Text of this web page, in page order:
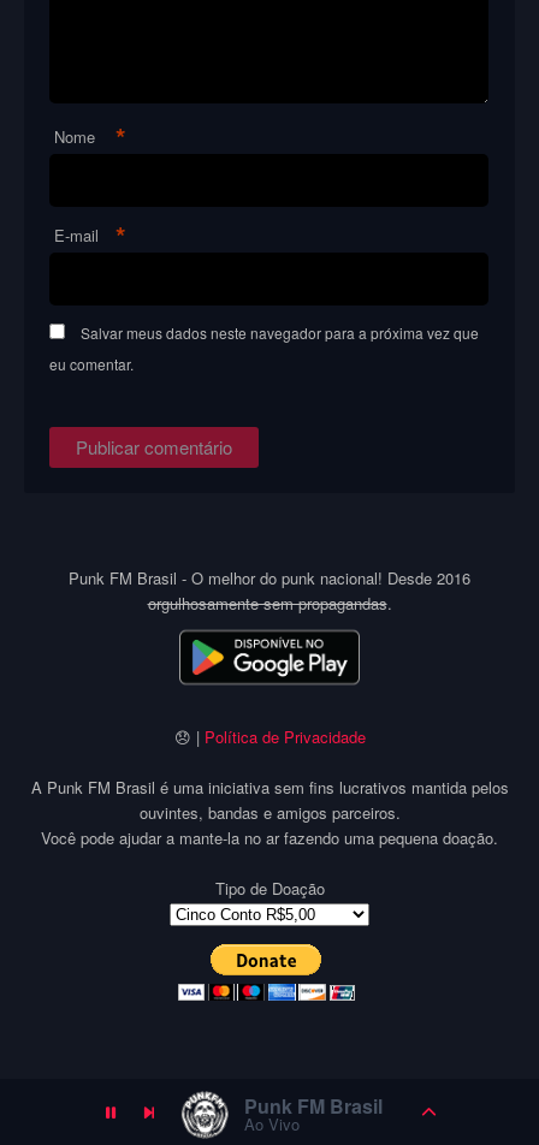
Nome *
E-mail *
Salvar meus dados neste navegador para a próxima vez que
eu comentar.
Punk FM Brasil - O melhor do punk nacional! Desde 2016
orgulhosamente sem propagandas.
😞 | Política de Privacidade
A Punk FM Brasil é uma iniciativa sem fins lucrativos mantida pelos
ouvintes, bandas e amigos parceiros.
Você pode ajudar a mante-la no ar fazendo uma pequena doação.
Tipo de Doação
Punk FM Brasil
Ao Vivo